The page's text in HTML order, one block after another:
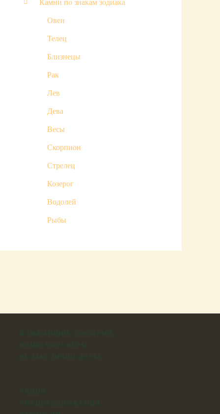
Камни по знакам зодиака
Овен
Телец
Близнецы
Рак
Лев
Дева
Весы
Скорпион
Стрелец
Козерог
Водолей
Рыбы